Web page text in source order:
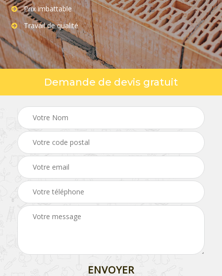
Prix imbattable
Travail de qualité
Demande de devis gratuit